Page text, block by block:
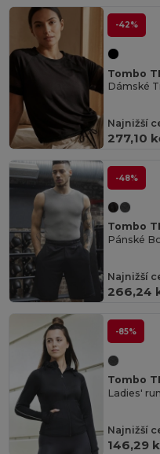
-42%
Tombo
Dámské
Najnižší
277,10
-48%
Tombo
Pánské
Najnižší
266,24
-85%
Tombo
Ladies'
Najnižší
146,29